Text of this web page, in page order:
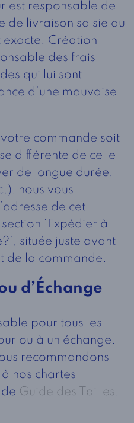
est responsable de
de livraison saisie au
exacte. Création
des frais
qui lui sont
d’une mauvaise
commande soit
différente de celle
de longue durée,
nous vous
de cet
‘Expédier à
située juste avant
de la commande.
d’Échange
pour tous les
ou à un échange.
recommandons
nos chartes
Guide des Tailles,